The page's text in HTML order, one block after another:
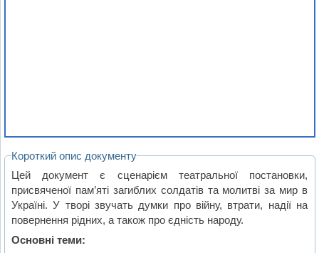
Короткий опис документу
Цей документ є сценарієм театральної постановки,
присвяченої пам’яті загиблих солдатів та молитві за мир в
Україні. У творі звучать думки про війну, втрати, надії на
повернення рідних, а також про єдність народу.
Основні теми: